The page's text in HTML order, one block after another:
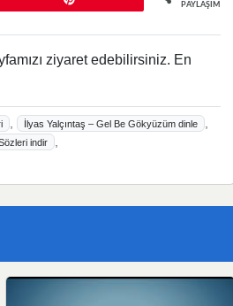
PAYLAŞIMLAR
ziyaret edebilirsiniz. En
, İlyas Yalçıntaş – Gel Be Gökyüzüm dinle ,
indir ,